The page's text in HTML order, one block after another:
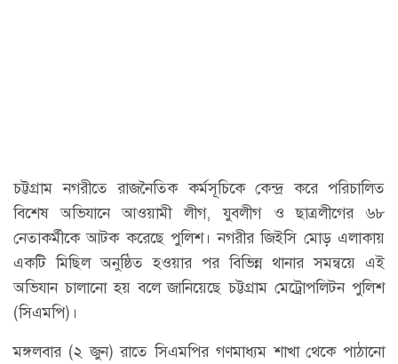
চট্টগ্রাম নগরীতে রাজনৈতিক কর্মসূচিকে কেন্দ্র করে পরিচালিত
বিশেষ অভিযানে আওয়ামী লীগ, যুবলীগ ও ছাত্রলীগের ৬৮
নেতাকর্মীকে আটক করেছে পুলিশ। নগরীর জিইসি মোড় এলাকায়
একটি মিছিল অনুষ্ঠিত হওয়ার পর বিভিন্ন থানার সমন্বয়ে এই
অভিযান চালানো হয় বলে জানিয়েছে চট্টগ্রাম মেট্রোপলিটন পুলিশ
(সিএমপি)।
মঙ্গলবার (২ জুন) রাতে সিএমপির গণমাধ্যম শাখা থেকে পাঠানো